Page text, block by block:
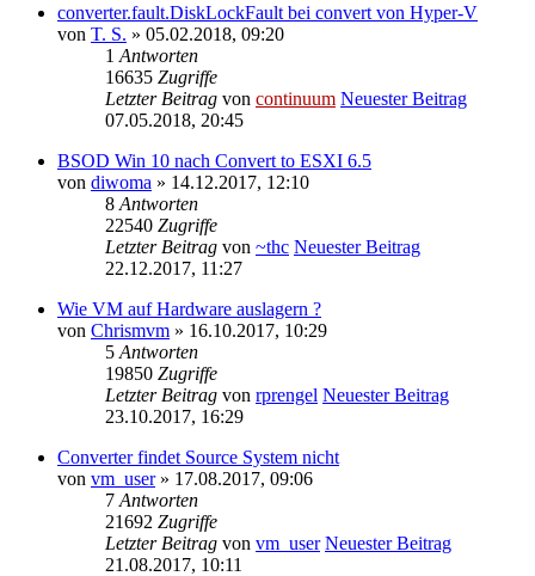
converter.fault.DiskLockFault bei convert von Hyper-V
von T. S. » 05.02.2018, 09:20
1 Antworten
16635 Zugriffe
Letzter Beitrag von continuum Neuester Beitrag
07.05.2018, 20:45
BSOD Win 10 nach Convert to ESXI 6.5
von diwoma » 14.12.2017, 12:10
8 Antworten
22540 Zugriffe
Letzter Beitrag von ~thc Neuester Beitrag
22.12.2017, 11:27
Wie VM auf Hardware auslagern ?
von Chrismvm » 16.10.2017, 10:29
5 Antworten
19850 Zugriffe
Letzter Beitrag von rprengel Neuester Beitrag
23.10.2017, 16:29
Converter findet Source System nicht
von vm_user» 17.08.2017, 09:06
7 Antworten
21692 Zugriffe
Letzter Beitrag von vm_user Neuester Beitrag
21.08.2017, 10:11